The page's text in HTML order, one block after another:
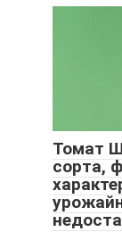
Томат
сорта,